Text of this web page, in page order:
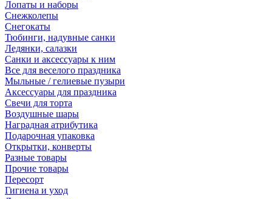
Лопаты и наборы
Снежколепы
Снегокаты
Тюбинги, надувные санки
Ледянки, салазки
Санки и аксессуары к ним
Все для веселого праздника
Мыльные / гелиевые пузыри
Аксессуары для праздника
Свечи для торта
Воздушные шары
Наградная атрибутика
Подарочная упаковка
Открытки, конверты
Разные товары
Прочие товары
Пересорт
Гигиена и уход